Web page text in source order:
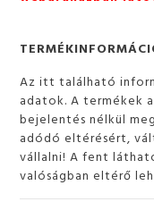
Az itt található
adatok. A termékek
bejelentés nélkül
adódó eltérésért,
vállalni! A fent
valóságban eltérő